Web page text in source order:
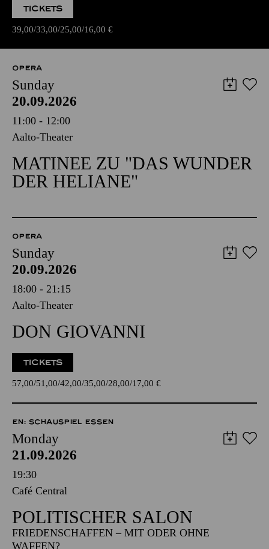
TICKETS
39,00 33,00 25,00 16,00 €
OPERA
Sunday
20.09.2026
11:00 - 12:00
Aalto-Theater
MATINEE ZU "DAS WUNDER
DER HELIANE"
OPERA
Sunday
20.09.2026
18:00 - 21:15
Aalto-Theater
DON GIOVANNI
TICKETS
57,00 51,00 42,00 35,00 28,00 17,00 €
EN: SCHAUSPIEL ESSEN
Monday
21.09.2026
19:30
Café Central
POLITISCHER SALON
FRIEDENSCHAFFEN – MIT ODER OHNE
WAFFEN?